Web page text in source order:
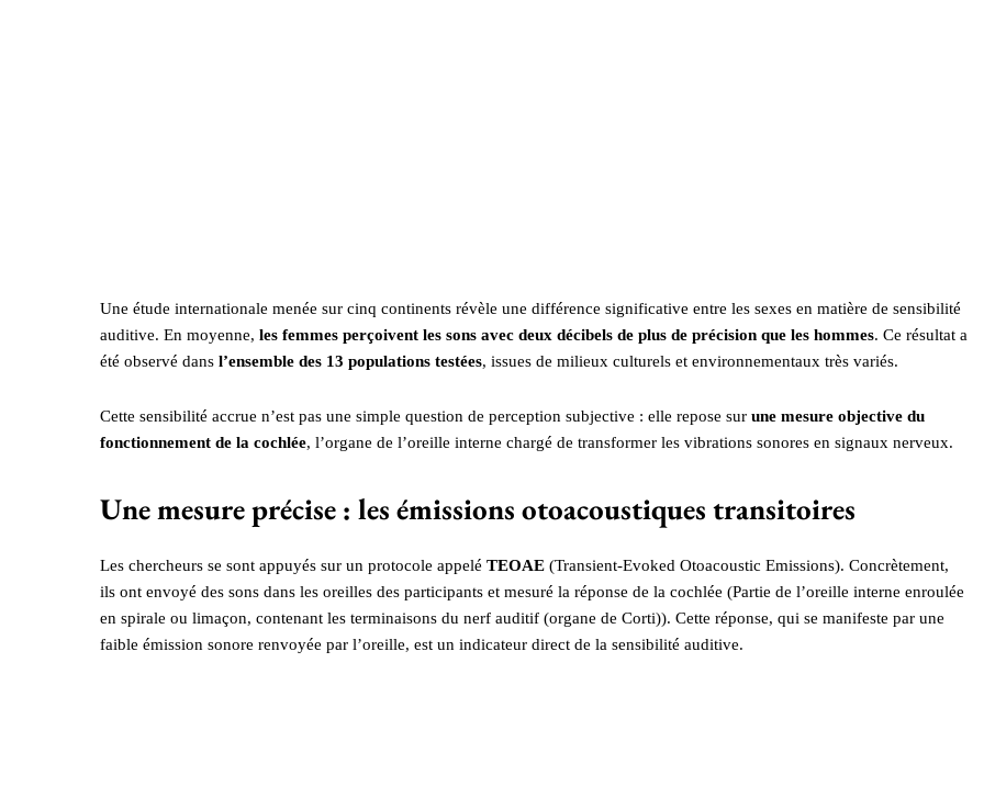
Une étude internationale menée sur cinq continents révèle une différence significative entre les sexes en matière de sensibilité
auditive. En moyenne, les femmes perçoivent les sons avec deux décibels de plus de précision que les hommes. Ce résultat a
été observé dans l’ensemble des 13 populations testées, issues de milieux culturels et environnementaux très variés.
Cette sensibilité accrue n’est pas une simple question de perception subjective : elle repose sur une mesure objective du
fonctionnement de la cochlée, l’organe de l’oreille interne chargé de transformer les vibrations sonores en signaux nerveux.
Une mesure précise : les émissions otoacoustiques transitoires
Les chercheurs se sont appuyés sur un protocole appelé TEOAE (Transient-Evoked Otoacoustic Emissions). Concrètement,
ils ont envoyé des sons dans les oreilles des participants et mesuré la réponse de la cochlée (Partie de l’oreille interne enroulée
en spirale ou limaçon, contenant les terminaisons du nerf auditif (organe de Corti)). Cette réponse, qui se manifeste par une
faible émission sonore renvoyée par l’oreille, est un indicateur direct de la sensibilité auditive.